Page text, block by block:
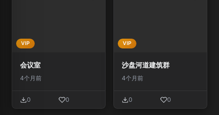
VIP
会议室
4个月前
0 0
VIP
沙盘河道建筑群
4个月前
0 0